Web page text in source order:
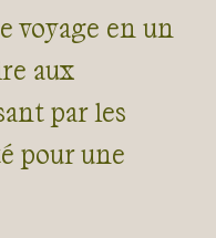
voyage en un
aux
par les
pour une